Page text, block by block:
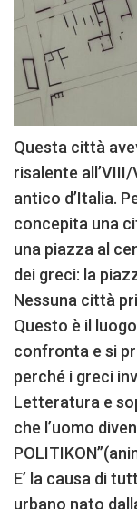
Questa città
risalente
antico d’Italia.
concepita una
una piazza al
dei greci: la
Nessuna città
Questo è il
confronta e si
perché i greci
Letteratura e
che l’uomo
E’ la causa di
urbano nato